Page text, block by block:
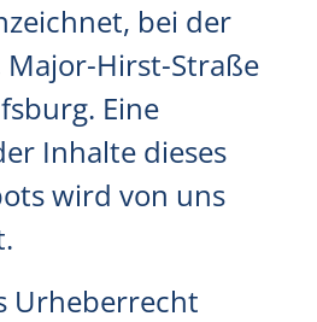
bei der
Major-Hirst-Straße
Eine
Inhalte dieses
wird von uns
Urheberrecht